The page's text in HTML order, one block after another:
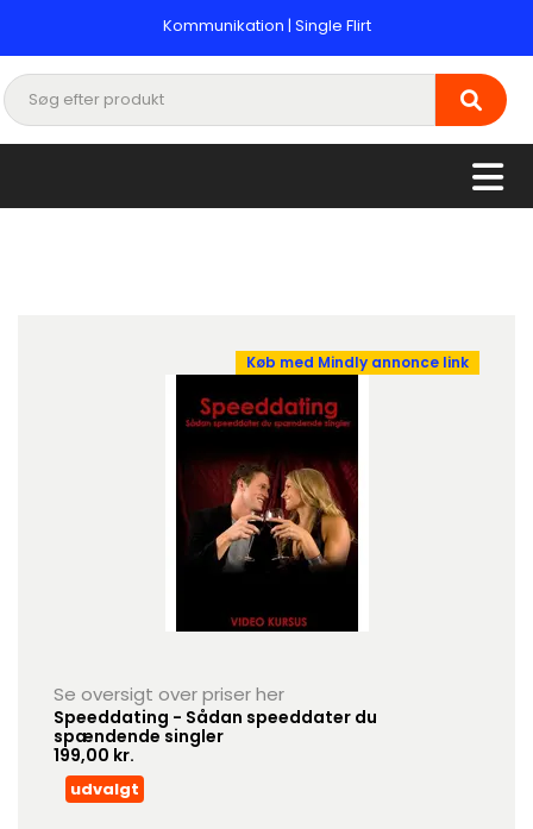
Kommunikation | Single Flirt
Køb med Mindly annonce link
Se oversigt over priser her
Speeddating - Sådan speeddater du
spændende singler
199,00 kr.
udvalgt